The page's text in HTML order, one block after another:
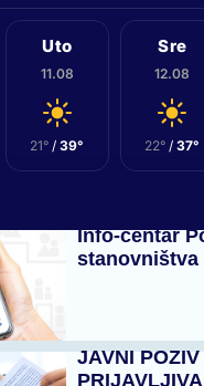
Uto
11.08
21° /39°
Sre
12.08
22° /37°
Info-centar
JAVNI POZIV